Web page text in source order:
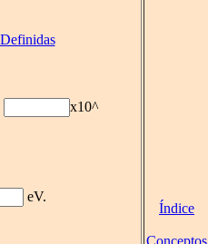
x10^
eV.
Índice
Conceptos